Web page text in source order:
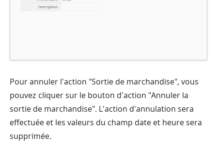
Pour annuler l'action "Sortie de marchandise", vous
pouvez cliquer sur le bouton d'action "Annuler la
sortie de marchandise". L'action d'annulation sera
effectuée et les valeurs du champ date et heure sera
supprimée.